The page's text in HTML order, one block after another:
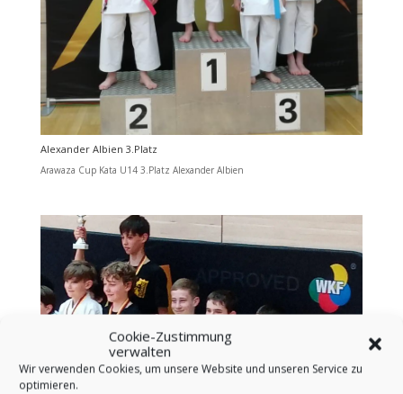
Cookie-Zustimmung
verwalten
Wir verwenden Cookies, um unsere Website und unseren Service zu
optimieren.
Alexander Albien 3.Platz
Arawaza Cup Kata U14 3.Platz Alexander Albien